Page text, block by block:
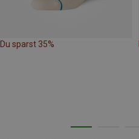
Du sparst 35%